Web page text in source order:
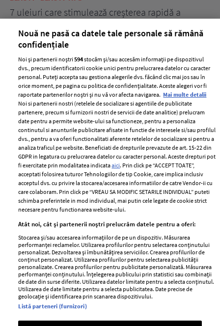
7 uleiuri care stimulează creșterea rapidă a
ELLE Style Awards
2024
Despre ELLE
Romania
Contact
Abonamente
Termeni si conditii
Politica de
confidențialitate
Politica de cookies
Publicitate
GSP
Unica
Baby
Retete
femei
Viva
Avantaje
Retete practice
Pariază responsabil! Decizia ONJN nr. 821/25.09.2025.
Jocurile de noroc sunt interzise minorilor.
Nouă ne pasă ca datele tale personale să rămână
confidențiale
Noi și partenerii noștri594stocăm și/sau accesăm informații pe dispozitivul
dvs., precum identificatorii cookie unici pentru prelucrarea datelor cu caracter
personal. Puteți accepta sau gestiona alegerile dvs. făcând clic mai jos sau în
orice moment, pe pagina cu politica de confidențialitate. Aceste alegeri vor fi
raportate partenerilor noștri și nu vă vor afecta navigarea. Mai multe detalii
Noi si partenerii nostri (retelele de socializare si agentiile de publicitate
partenere, precum si furnizorii nostri de servicii de date analitice) prelucram
date pentru a permite website-ului sa functioneze, pentru a personaliza
continutul si anunturile publicitare afisate in functie de interesele si/sau profilul
dvs., pentru a va oferi functionalitati aferente retelelor de socializare si pentru a
analiza traficul pe website. Beneficiati de drepturile prevazute de art. 15-22 din
GDPR in legatura cu prelucrarea datelor cu caracter personal. Aceste drepturi pot
fi exercitate prin modalitatea indicataaici. Prin click pe “ACCEPT TOATE”,
acceptati folosirea tuturor Tehnologiilor de tip Cookie, care implica inclusiv
acceptul dvs. cu privire la stocarea/accesarea informatiilor de catre Vendor-ii cu
care colaboram. Prin click pe “VREAU SA MODIFIC SETARILE INDIVIDUAL” puteti
schimba preferintele in mod individual, mai putin cele legate de cookie strict
necesare pentru functionarea website-ului.
Atât noi, cât și partenerii noștri prelucrăm datele pentru a oferi:
Stocarea și/sau accesarea informațiilor de pe un dispozitiv. Măsurarea
performanței reclamelor. Utilizarea profilurilor pentru selectarea conținutului
personalizat. Dezvoltarea și îmbunătățirea serviciilor. Crearea profilurilor de
conținut personalizat. Utilizarea profilurilor pentru selectarea publicității
personalizate. Crearea profilurilor pentru publicitate personalizată. Măsurarea
performanței conținutului. Înțelegerea publicului prin statistici sau combinații
de date din surse diferite. Utilizarea datelor limitate pentru a selecta conținutul.
Utilizarea de date limitate pentru a selecta publicitatea. Date precise de
geolocație și identificarea prin scanarea dispozitivului.
Listă parteneri (furnizori)